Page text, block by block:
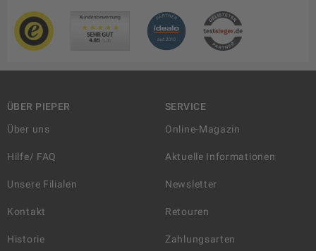
ÜBER PIEPER
Über uns
Hilfe/ FAQ
Unsere Filialen
Kontakt
Historie
SERVICE
Online-Magazin
Aktuelle Informationen
Newsletter
Retouren
Zahlungsarten